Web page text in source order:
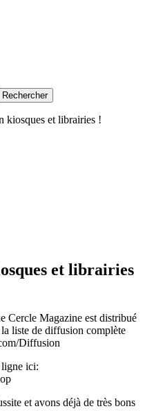
kiosques et librairies !
et librairies
Cercle Magazine est distribué
liste de diffusion complète
Diffusion
ligne ici:
et avons déjà de très bons